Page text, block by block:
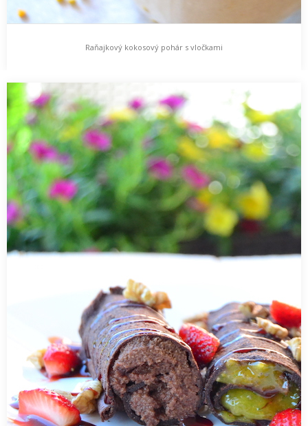
Raňajkový kokosový pohár s vločkami